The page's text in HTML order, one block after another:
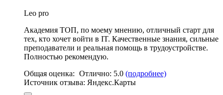
Leo pro
Академия ТОП, по моему мнению, отличный старт для
тех, кто хочет войти в IT. Качественные знания, сильные
преподаватели и реальная помощь в трудоустройстве.
Полностью рекомендую.
Общая оценка: Отлично: 5.0 (подробнее)
Источник отзыва: Яндекс.Карты